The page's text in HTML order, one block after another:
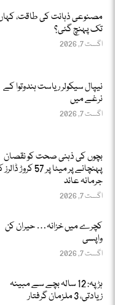
مصنوعی ذہانت کی طاقت،
تک پہنچ گئی؟
اگست 7, 2026
نیپال سیکولر ریاست ہندوتوا کے
نرغے میں
اگست 7, 2026
بچوں کی ذہنی صحت کو نقصان
پہنچانے پر میٹا پر 57 کروڑ
جرمانہ عائد
اگست 7, 2026
کچرے میں خزانہ… حیران کن
واپسی
اگست 7, 2026
ہڑپہ: 12 سالہ بچے سے مبینہ
زیادتی، 3 ملزمان گرفتار